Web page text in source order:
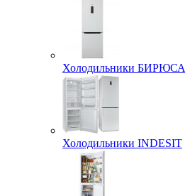
Холодильники БИРЮСА
Холодильники INDESIT